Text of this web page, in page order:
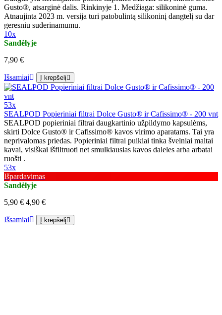
Gusto®, atsarginė dalis. Rinkinyje 1. Medžiaga: silikoninė guma.
Atnaujinta 2023 m. versija turi patobulintą silikoninį dangtelį su dar
geresniu suderinamumu.
10x
Sandėlyje
7,90 €
Išsamiai Į krepšelį
53x
SEALPOD Popieriniai filtrai Dolce Gusto® ir Cafissimo® - 200 vnt
SEALPOD popieriniai filtrai daugkartinio užpildymo kapsulėms,
skirti Dolce Gusto® ir Cafissimo® kavos virimo aparatams. Tai yra
neprivalomas priedas. Popieriniai filtrai puikiai tinka švelniai maltai
kavai, visiškai išfiltruoti net smulkiausias kavos daleles arba arbatai
ruošti .
53x
Išpardavimas
Sandėlyje
5,90 € 4,90 €
Išsamiai Į krepšelį